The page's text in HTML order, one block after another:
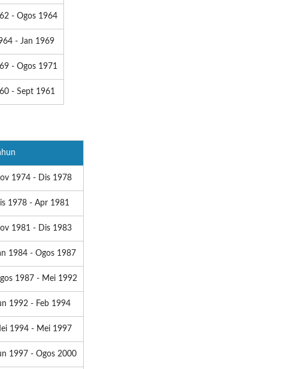
- Ogos 1964
- Jan 1969
- Ogos 1971
- Sept 1961
1974 - Dis 1978
1978 - Apr 1981
1981 - Dis 1983
1984 - Ogos 1987
1987 - Mei 1992
1992 - Feb 1994
1994 - Mei 1997
1997 - Ogos 2000